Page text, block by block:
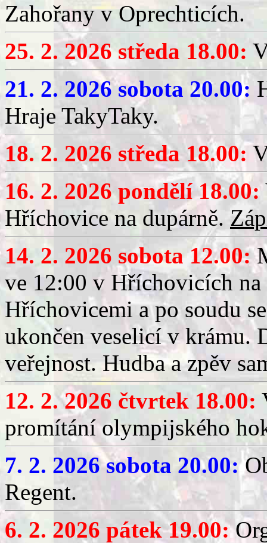
Zahořany v Oprechticích.
25. 2. 2026 středa 18.00:
21. 2. 2026 sobota 20.00:
Hraje TakyTaky.
18. 2. 2026 středa 18.00:
16. 2. 2026 pondělí 18.00:
Hříchovice na dupárně.
14. 2. 2026 sobota 12.00:
ve 12:00 v Hříchovicích
Hříchovicemi a po soudu
ukončen veselicí v krámu.
veřejnost. Hudba a zpěv
12. 2. 2026 čtvrtek 18.00:
promítání olympijského
7. 2. 2026 sobota 20.00:
Regent.
6. 2. 2026 pátek 19.00: